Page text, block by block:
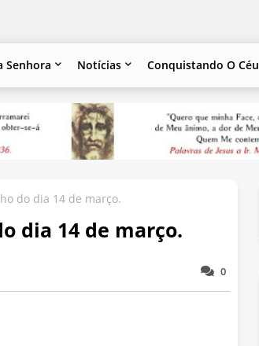
Senhora Notícias Conquistando O Céu
do dia 14 de março.
dia 14 de março.
0